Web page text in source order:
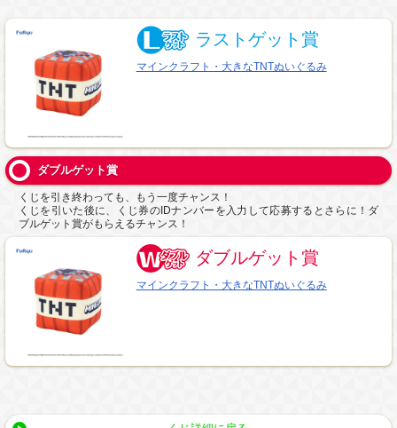
ラストゲット賞
マインクラフト・大きなTNTぬいぐるみ
ダブルゲット賞
くじを引き終わっても、もう一度チャンス！
くじを引いた後に、くじ券のIDナンバーを入力して応募するとさらに！ダ
ブルゲット賞がもらえるチャンス！
ダブルゲット賞
マインクラフト・大きなTNTぬいぐるみ